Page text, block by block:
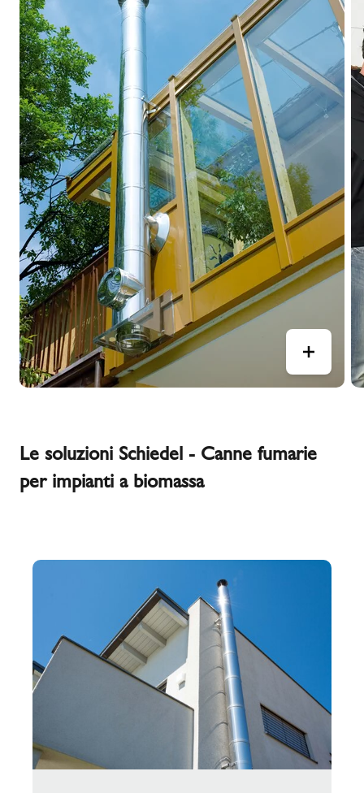
Le soluzioni Schiedel - Canne fumarie
per impianti a biomassa